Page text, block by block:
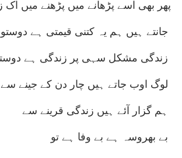
پھر بھی اسے پڑھانے میں پڑھنے میں اک
جانتے ہیں ہم یہ کتنی قیمتی ہے دوستو
زندگی مشکل سہی پر زندگی ہے
لوگ اوب جاتے ہیں چار دن کے جینے سے
ہم گزار آئے ہیں زندگی قرینے سے
بے بھروسہ ہے بے وفا ہے تو